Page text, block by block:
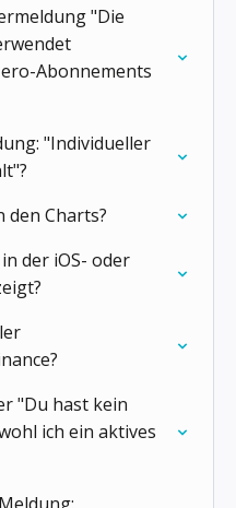
"Die
Abonnements
"Individueller
den Charts?
der iOS- oder
"Du hast kein
ich ein aktives